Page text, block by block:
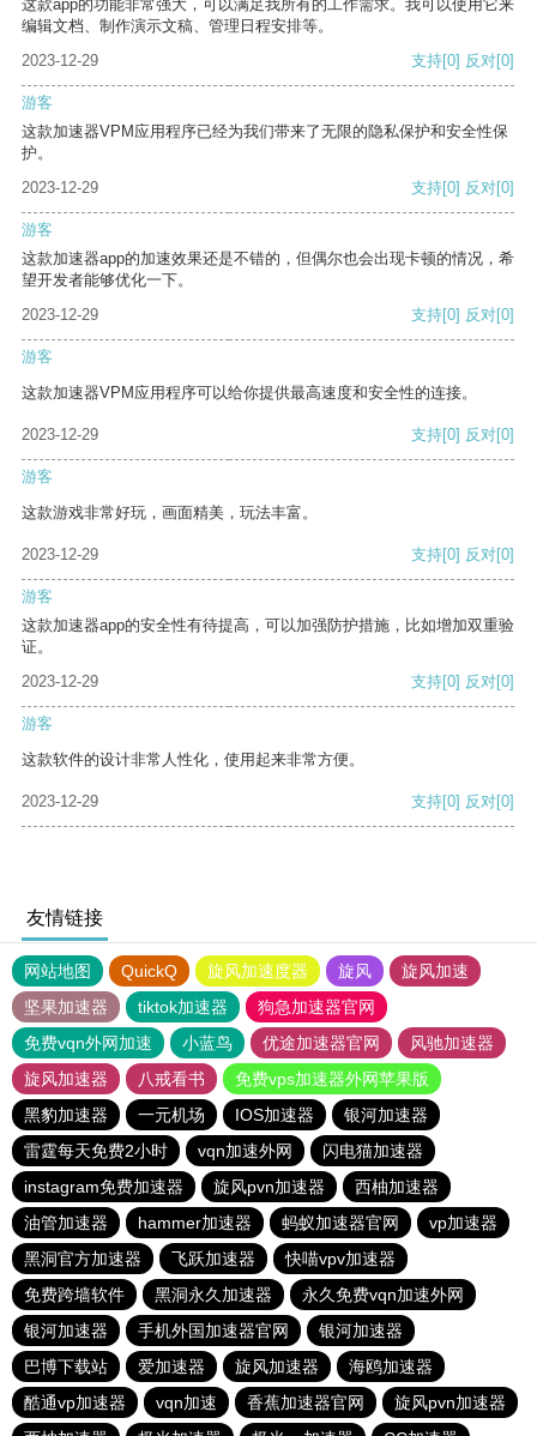
这款app的功能非常强大，可以满足我所有的工作需求。我可以使用它来
编辑文档、制作演示文稿、管理日程安排等。
2023-12-29
支持[0] 反对[0]
游客
这款加速器VPM应用程序已经为我们带来了无限的隐私保护和安全性保
护。
2023-12-29
支持[0] 反对[0]
游客
这款加速器app的加速效果还是不错的，但偶尔也会出现卡顿的情况，希
望开发者能够优化一下。
2023-12-29
支持[0] 反对[0]
游客
这款加速器VPM应用程序可以给你提供最高速度和安全性的连接。
2023-12-29 支持[0] 反对[0]
游客
这款游戏非常好玩，画面精美，玩法丰富。
2023-12-29 支持[0] 反对[0]
游客
这款加速器app的安全性有待提高，可以加强防护措施，比如增加双重验
证。
2023-12-29
支持[0] 反对[0]
游客
这款软件的设计非常人性化，使用起来非常方便。
2023-12-29 支持[0] 反对[0]
友情链接
网站地图 QuickQ 旋风加速度器 旋风
旋风加速
坚果加速器
tiktok加速器
狗急加速器官网
免费vqn外网加速
小蓝鸟 优途加速器官网
风驰加速器
旋风加速器
八戒看书
免费vps加速器外网苹果版
黑豹加速器
一元机场 IOS加速器
银河加速器
雷霆每天免费2小时
vqn加速外网
闪电猫加速器
instagram免费加速器
旋风pvn加速器
西柚加速器
油管加速器
hammer加速器 蚂蚁加速器官网
vp加速器
黑洞官方加速器
飞跃加速器
快喵vpv加速器
免费跨墙软件
黑洞永久加速器
永久免费vqn加速外网
银河加速器
手机外国加速器官网
银河加速器
巴博下载站
爱加速器 旋风加速器
海鸥加速器
酷通vp加速器
vqn加速 香蕉加速器官网
旋风pvn加速器